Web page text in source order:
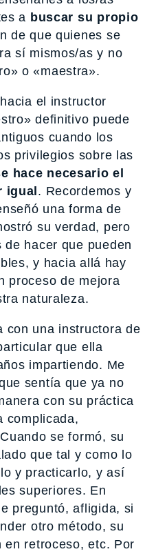
a buscar su propio
de que quienes se
sí mismos/as y no
o «maestra».
el instructor
definitivo puede
cuando los
privilegios sobre las
hace necesario el
igual. Recordemos y
una forma de
su verdad, pero
hacer que pueden
y hacia allá hay
proceso de mejora
naturaleza.
con una instructora de
que ella
impartiendo. Me
sentía que ya no
con su práctica
complicada,
se formó, su
que tal y como lo
y practicarlo, y así
superiores. En
preguntó, afligida, si
otro método, su
retroceso, etc. Por